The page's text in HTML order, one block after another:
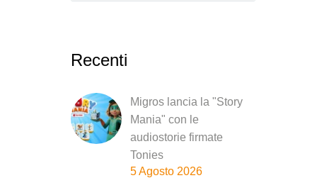
Recenti
Migros lancia la "Story
Mania" con le
audiostorie firmate
Tonies
5 Agosto 2026